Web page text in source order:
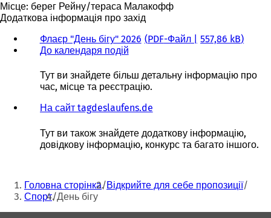
Місце: берег Рейну/тераса Малакофф
Додаткова інформація про захід
Флаєр "День бігу" 2026 PDF-Файл
557,86 kB
До календаря подій
і
д
р
в
а
є
с
в
Тут ви знайдете більш детальну інформацію про
час, місце та реєстрацію.
На сайт tagdeslaufens.de
і
д
в
є
Тут ви також знайдете додаткову інформацію,
довідкову інформацію, конкурс та багато іншого.
Ти
тут:
Головна сторінка Відкрийте для себе пропозиції
Спорт День бігу